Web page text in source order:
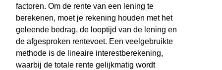
factoren. Om de rente van een lening te
berekenen, moet je rekening houden met het
geleende bedrag, de looptijd van de lening en
de afgesproken rentevoet. Een veelgebruikte
methode is de lineaire interestberekening,
waarbij de totale rente gelijkmatig wordt